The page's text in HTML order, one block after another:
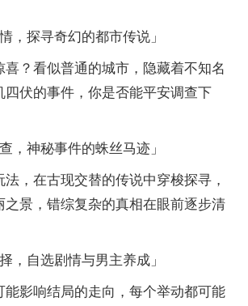
探寻奇幻的都市传说」
？看似普通的城市，隐藏着不知名
四伏的事件，你是否能平安调查下
神秘事件的蛛丝马迹」
在古现交替的传说中穿梭探寻，
之景，错综复杂的真相在眼前逐步清
自选剧情与男主养成」
影响结局的走向，每个举动都可能